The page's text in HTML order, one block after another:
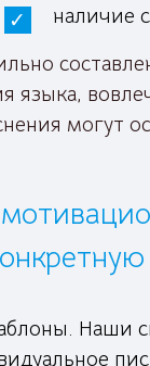
наличие
языка,
могут
Наши